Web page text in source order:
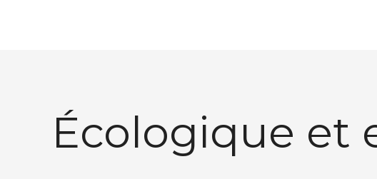
Écologique et